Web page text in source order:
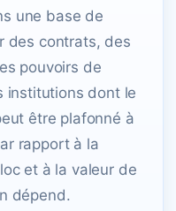
une base de
des contrats, des
pouvoirs de
institutions dont le
être plafonné à
rapport à la
et à la valeur de
dépend.